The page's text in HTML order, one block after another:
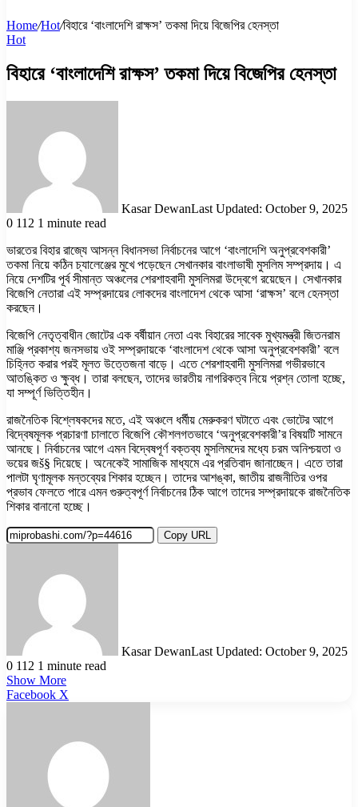
Home/Hot/বিহারে ‘বাংলাদেশি রাক্ষস’ তকমা দিয়ে বিজেপির হেনস্তা
Hot
বিহারে ‘বাংলাদেশি রাক্ষস’ তকমা দিয়ে বিজেপির হেনস্তা
Kasar DewanLast Updated: October 9, 2025
0 112 1 minute read
ভারতের বিহার রাজ্যে আসন্ন বিধানসভা নির্বাচনের আগে ‘বাংলাদেশি অনুপ্রবেশকারী’
তকমা নিয়ে কঠিন চ্যালেঞ্জের মুখে পড়েছেন সেখানকার বাংলাভাষী মুসলিম সম্প্রদায়। এ
নিয়ে দেশটির পূর্ব সীমান্ত অঞ্চলের শেরশাহবাদী মুসলিমরা উদ্বেগে রয়েছেন। সেখানকার
বিজেপি নেতারা এই সম্প্রদায়ের লোকদের বাংলাদেশ থেকে আসা ‘রাক্ষস’ বলে হেনস্তা
করছেন।
বিজেপি নেতৃত্বাধীন জোটের এক বর্ষীয়ান নেতা এবং বিহারের সাবেক মুখ্যমন্ত্রী জিতনরাম
মাঞ্জি প্রকাশ্য জনসভায় ওই সম্প্রদায়কে ‘বাংলাদেশ থেকে আসা অনুপ্রবেশকারী’ বলে
চিহ্নিত করার পরই মূলত উত্তেজনা বাড়ে। এতে শেরশাহবাদী মুসলিমরা গভীরভাবে
আতঙ্কিত ও ক্ষুব্ধ। তারা বলছেন, তাদের ভারতীয় নাগরিকত্ব নিয়ে প্রশ্ন তোলা হচ্ছে,
যা সম্পূর্ণ ভিত্তিহীন।
রাজনৈতিক বিশ্লেষকদের মতে, এই অঞ্চলে ধর্মীয় মেরুকরণ ঘটাতে এবং ভোটের আগে
বিদ্বেষমূলক প্রচারণা চালাতে বিজেপি কৌশলগতভাবে ‘অনুপ্রবেশকারী’র বিষয়টি সামনে
আনছে। নির্বাচনের আগে এমন বিদ্বেষপূর্ণ বক্তব্য মুসলিমদের মধ্যে চরম অনিশ্চয়তা ও
ভয়ের জš§ দিয়েছে। অনেকেই সামাজিক মাধ্যমে এর প্রতিবাদ জানাচ্ছেন। এতে তারা
পালটা ঘৃণামূলক মন্তব্যের শিকার হচ্ছেন। তাদের আশঙ্কা, জাতীয় রাজনীতির ওপর
প্রভাব ফেলতে পারে এমন গুরুত্বপূর্ণ নির্বাচনের ঠিক আগে তাদের সম্প্রদায়কে রাজনৈতিক
শিকার বানানো হচ্ছে।
Copy URL
Kasar DewanLast Updated: October 9, 2025
0 112 1 minute read
Show More
Facebook X